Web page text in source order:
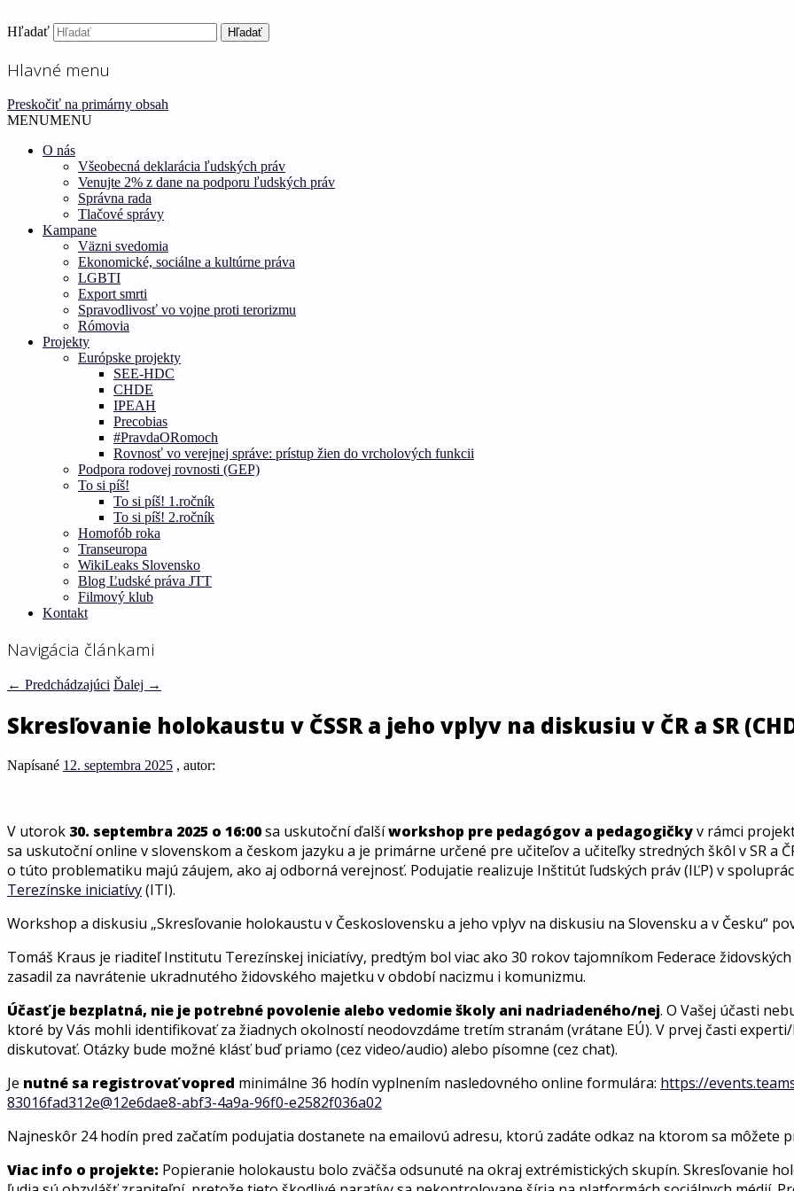
Inštitút ľudských práv – Human Rights Institute
Ľudské práva pre všetkých!
Hľadať
Hlavné menu
Preskočiť na primárny obsah
MENUMENU
O nás
Všeobecná deklarácia ľudských práv
Venujte 2% z dane na podporu ľudských práv
Správna rada
Tlačové správy
Kampane
Väzni svedomia
Ekonomické, sociálne a kultúrne práva
LGBTI
Export smrti
Spravodlivosť vo vojne proti terorizmu
Rómovia
Projekty
Európske projekty
SEE-HDC
CHDE
IPEAH
Precobias
#PravdaORomoch
Rovnosť vo verejnej správe: prístup žien do vrcholových funkcii
Podpora rodovej rovnosti (GEP)
To si píš!
To si píš! 1.ročník
To si píš! 2.ročník
Homofób roka
Transeuropa
WikiLeaks Slovensko
Blog Ľudské práva JTT
Filmový klub
Kontakt
Navigácia článkami
← Predchádzajúci Ďalej →
Skresľovanie holokaustu v ČSSR a jeho vplyv na diskusiu v ČR a SR
Napísané 12. septembra 2025 , autor:
V utorok 30. septembra 2025 o 16:00sa uskutoční ďalšíworkshop pre pedagógov a pedagogičkyv rámci
sa uskutoční online v slovenskom a českom jazyku a je primárne určené pre učiteľov a učiteľky stredných škôl v SR a
o túto problematiku majú záujem, ako aj odborná verejnosť. Podujatie realizuje Inštitút ľudských práv (IĽP) v
Terezínske iniciatívy(ITI).
Workshop a diskusiu „Skresľovanie holokaustu v Československu a jeho vplyv na diskusiu na Slovensku a v Česku“
Tomáš Kraus je riaditeľ Institutu Terezínskej iniciatívy, predtým bol viac ako 30 rokov tajomníkom Federace
zasadil za navrátenie ukradnutého židovského majetku v období nacizmu i komunizmu.
Účasť je bezplatná, nie je potrebné povolenie alebo vedomie školy ani nadriadeného/nej. O Vašej účasti
ktoré by Vás mohli identifikovať za žiadnych okolností neodovzdáme tretím stranám (vrátane EÚ). V prvej časti
diskutovať. Otázky bude možné klásť buď priamo (cez video/audio) alebo písomne (cez chat).
Je nutné sa registrovať vopred minimálne 36 hodín vyplnením nasledovného online formulára: https://
83016fad312e@12e6dae8-abf3-4a9a-96f0-e2582f036a02
Najneskôr 24 hodín pred začatím podujatia dostanete na emailovú adresu, ktorú zadáte odkaz na ktorom sa môžete
Viac info o projekte: Popieranie holokaustu bolo zväčša odsunuté na okraj extrémistických skupín. Skresľovanie